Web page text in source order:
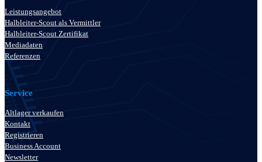
Leistungsangebot
Halbleiter-Scout als Vermittler
Halbleiter-Scout Zertifikat
Mediadaten
Referenzen
Service
Altlager verkaufen
Kontakt
Registrieren
Business Account
Newsletter